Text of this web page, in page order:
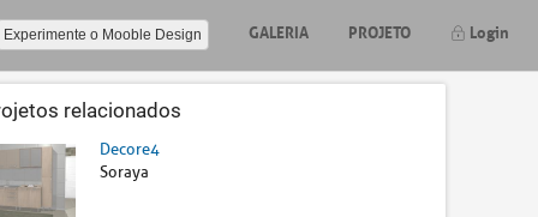
Experimente o Mooble Design GALERIA PROJETO Login
relacionados
Decore4
Soraya